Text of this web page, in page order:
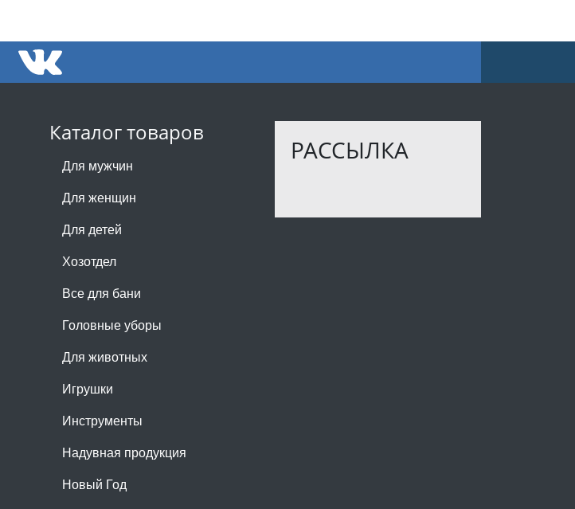
Каталог товаров
Для мужчин
Для женщин
Для детей
Хозотдел
Все для бани
Головные уборы
Для животных
Игрушки
Инструменты
Надувная продукция
Новый Год
РАССЫЛКА